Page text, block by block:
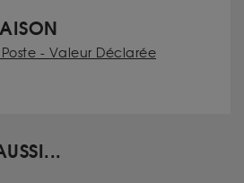
- Valeur Déclarée